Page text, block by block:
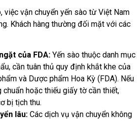
việc vận chuyển yến sào từ Việt Nam
Khách hàng thường đối mặt với các
của FDA: Yến sào thuộc danh mục
cần tuân thủ quy định khắt khe của
và Dược phẩm Hoa Kỳ (FDA). Nếu
chuẩn hoặc thiếu giấy tờ cần thiết,
bị tịch thu.
lâu: Các dịch vụ vận chuyển không